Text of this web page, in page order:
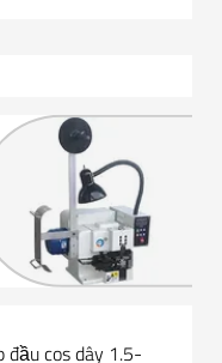
đầu cos dây 1.5-